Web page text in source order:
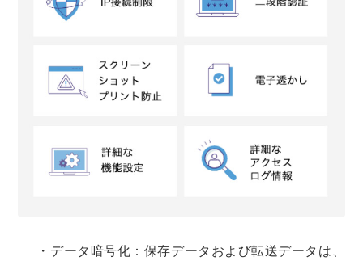
・データ暗号化：保存データおよび転送データは、